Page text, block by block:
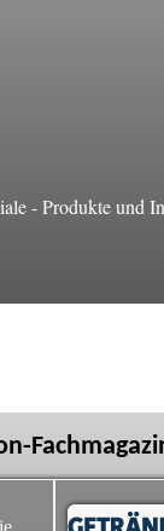
- Produkte und